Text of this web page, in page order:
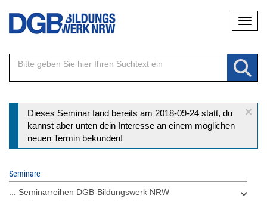
Direkt
Inhalt
×
Statusmeldung
Dieses Seminar fand bereits am 2018-09-24 statt, du
kannst aber unten dein Interesse an einem möglichen
neuen Termin bekunden!
Seminare
... Seminarreihen DGB-Bildungswerk NRW